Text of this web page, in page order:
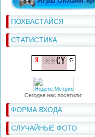
ПОХВАСТАЙСЯ
СТАТИСТИКА
Сегодня нас посетили:
ФОРМА ВХОДА
СЛУЧАЙНЫЕ ФОТО